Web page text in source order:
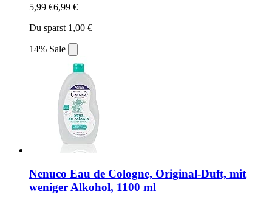
5,99 €6,99 €
Du sparst 1,00 €
14% Sale
Nenuco Eau de Cologne, Original-Duft, mit
weniger Alkohol, 1100 ml